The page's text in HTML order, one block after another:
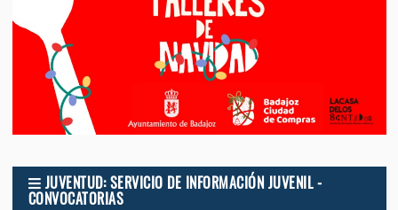
JUVENTUD: SERVICIO DE INFORMACIÓN JUVENIL -
CONVOCATORIAS